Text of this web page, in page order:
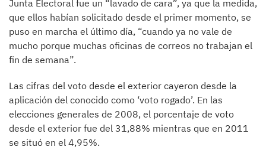
Junta Electoral fue un “lavado de cara”, ya que la medida,
que ellos habían solicitado desde el primer momento, se
puso en marcha el último día, “cuando ya no vale de
mucho porque muchas oficinas de correos no trabajan el
fin de semana”.
Las cifras del voto desde el exterior cayeron desde la
aplicación del conocido como ‘voto rogado’. En las
elecciones generales de 2008, el porcentaje de voto
desde el exterior fue del 31,88% mientras que en 2011
se situó en el 4,95%.